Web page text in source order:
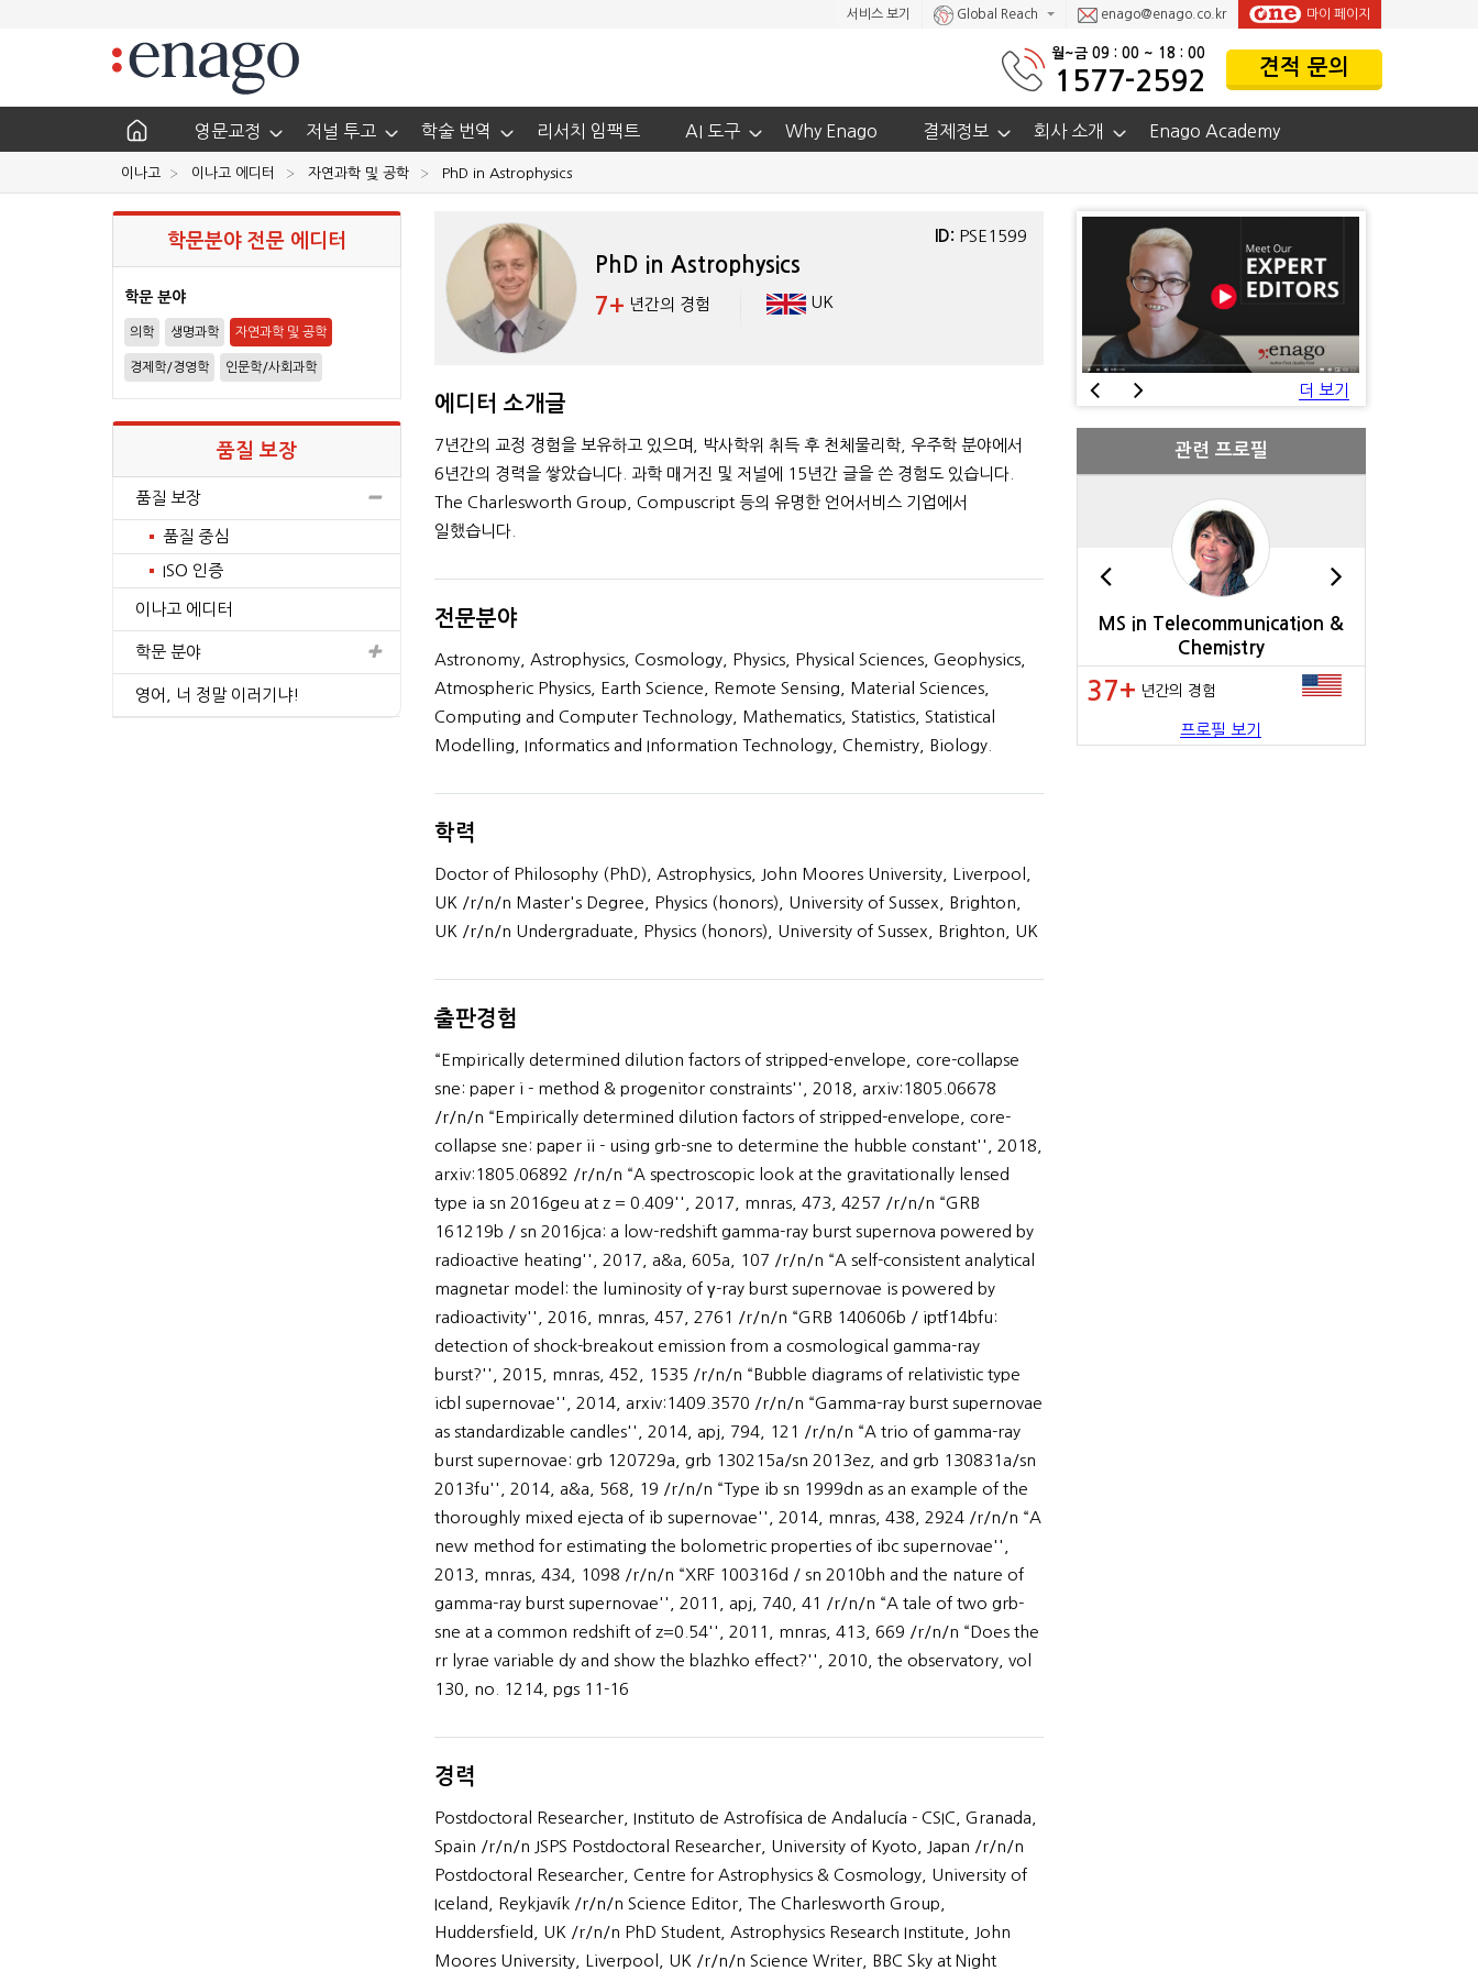
서비스 보기 Global Reach enago@enago.co.kr 마이 페이지
월~금 09 : 00 ~ 18 : 00
1577-2592 견적 문의
영문교정 저널 투고 학술 번역 리서치 임팩트 AI 도구 Why Enago 결제정보 회사 소개 Enago Academy
이나고 이나고 에디터 자연과학 및 공학 PhD in Astrophysics
학문분야 전문 에디터
학문 분야
의학 생명과학 자연과학 및 공학
경제학/경영학 인문학/사회과학
품질 보장
품질 보장
품질 중심
ISO 인증
이나고 에디터
학문 분야
영어, 너 정말 이러기냐!
ID: PSE1599
PhD in Astrophysics
7+ 년간의 경험 UK
에디터 소개글
7년간의 교정 경험을 보유하고 있으며, 박사학위 취득 후 천체물리학, 우주학 분야에서
6년간의 경력을 쌓았습니다. 과학 매거진 및 저널에 15년간 글을 쓴 경험도 있습니다.
The Charlesworth Group, Compuscript 등의 유명한 언어서비스 기업에서
일했습니다.
전문분야
Astronomy, Astrophysics, Cosmology, Physics, Physical Sciences, Geophysics,
Atmospheric Physics, Earth Science, Remote Sensing, Material Sciences,
Computing and Computer Technology, Mathematics, Statistics, Statistical
Modelling, Informatics and Information Technology, Chemistry, Biology.
학력
Doctor of Philosophy (PhD), Astrophysics, John Moores University, Liverpool,
UK /r/n/n Master's Degree, Physics (honors), University of Sussex, Brighton,
UK /r/n/n Undergraduate, Physics (honors), University of Sussex, Brighton, UK
출판경험
“Empirically determined dilution factors of stripped-envelope, core-collapse
sne: paper i - method & progenitor constraints'', 2018, arxiv:1805.06678
/r/n/n “Empirically determined dilution factors of stripped-envelope, core-
collapse sne: paper ii - using grb-sne to determine the hubble constant'', 2018,
arxiv:1805.06892 /r/n/n “A spectroscopic look at the gravitationally lensed
type ia sn 2016geu at z = 0.409'', 2017, mnras, 473, 4257 /r/n/n “GRB
161219b / sn 2016jca: a low-redshift gamma-ray burst supernova powered by
radioactive heating'', 2017, a&a, 605a, 107 /r/n/n “A self-consistent analytical
magnetar model: the luminosity of γ-ray burst supernovae is powered by
radioactivity'', 2016, mnras, 457, 2761 /r/n/n “GRB 140606b / iptf14bfu:
detection of shock-breakout emission from a cosmological gamma-ray
burst?'', 2015, mnras, 452, 1535 /r/n/n “Bubble diagrams of relativistic type
icbl supernovae'', 2014, arxiv:1409.3570 /r/n/n “Gamma-ray burst supernovae
as standardizable candles'', 2014, apj, 794, 121 /r/n/n “A trio of gamma-ray
burst supernovae: grb 120729a, grb 130215a/sn 2013ez, and grb 130831a/sn
2013fu'', 2014, a&a, 568, 19 /r/n/n “Type ib sn 1999dn as an example of the
thoroughly mixed ejecta of ib supernovae'', 2014, mnras, 438, 2924 /r/n/n “A
new method for estimating the bolometric properties of ibc supernovae'',
2013, mnras, 434, 1098 /r/n/n “XRF 100316d / sn 2010bh and the nature of
gamma-ray burst supernovae'', 2011, apj, 740, 41 /r/n/n “A tale of two grb-
sne at a common redshift of z=0.54'', 2011, mnras, 413, 669 /r/n/n “Does the
rr lyrae variable dy and show the blazhko effect?'', 2010, the observatory, vol
130, no. 1214, pgs 11-16
경력
Postdoctoral Researcher, Instituto de Astrofísica de Andalucía - CSIC, Granada,
Spain /r/n/n JSPS Postdoctoral Researcher, University of Kyoto, Japan /r/n/n
Postdoctoral Researcher, Centre for Astrophysics & Cosmology, University of
Iceland, Reykjavík /r/n/n Science Editor, The Charlesworth Group,
Huddersfield, UK /r/n/n PhD Student, Astrophysics Research Institute, John
Moores University, Liverpool, UK /r/n/n Science Writer, BBC Sky at Night
더 보기
관련 프로필
M.S. Energy Technology
4+ 년간의 경험 39+ 년간의 경험
프로필 보기
MS in Telecommunication &
Chemistry
37+ 년간의 경험
프로필 보기